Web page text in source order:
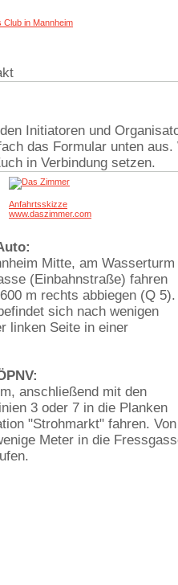
Initiatoren und
das Formular unten
in Verbindung setzen.
Anfahrtsskizze
www.daszimmer.com
Mitte, am Wasserturm
(Einbahnstraße) fahren
m rechts abbiegen (Q 5).
sich nach wenigen
linken Seite in einer
anschließend mit den
3 oder 7 in die Planken
"Strohmarkt" fahren. Von
Meter in die